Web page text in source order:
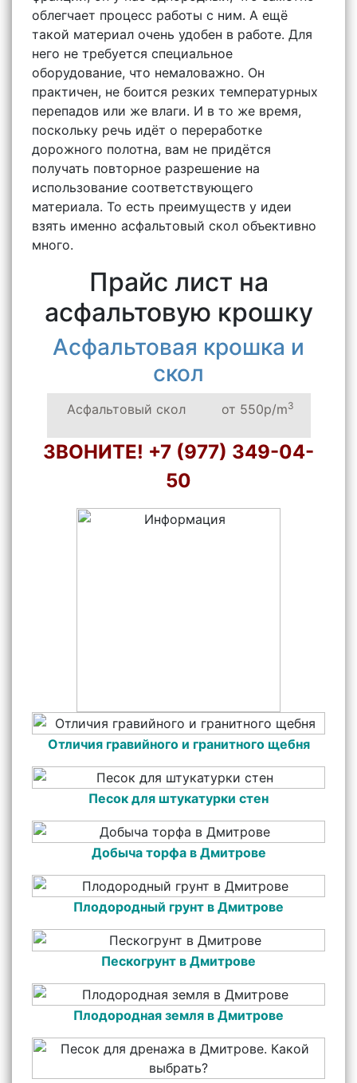
облегчает процесс работы с ним. А ещё
такой материал очень удобен в работе. Для
него не требуется специальное
оборудование, что немаловажно. Он
практичен, не боится резких температурных
перепадов или же влаги. И в то же время,
поскольку речь идёт о переработке
дорожного полотна, вам не придётся
получать повторное разрешение на
использование соответствующего
материала. То есть преимуществ у идеи
взять именно асфальтовый скол объективно
много.
Прайс лист на
асфальтовую крошку
Асфальтовая крошка и
скол
Асфальтовый скол от 550р/m3
ЗВОНИТЕ! +7 (977) 349-04-
50
Отличия гравийного и гранитного щебня
Песок для штукатурки стен
Добыча торфа в Дмитрове
Плодородный грунт в Дмитрове
Пескогрунт в Дмитрове
Плодородная земля в Дмитрове